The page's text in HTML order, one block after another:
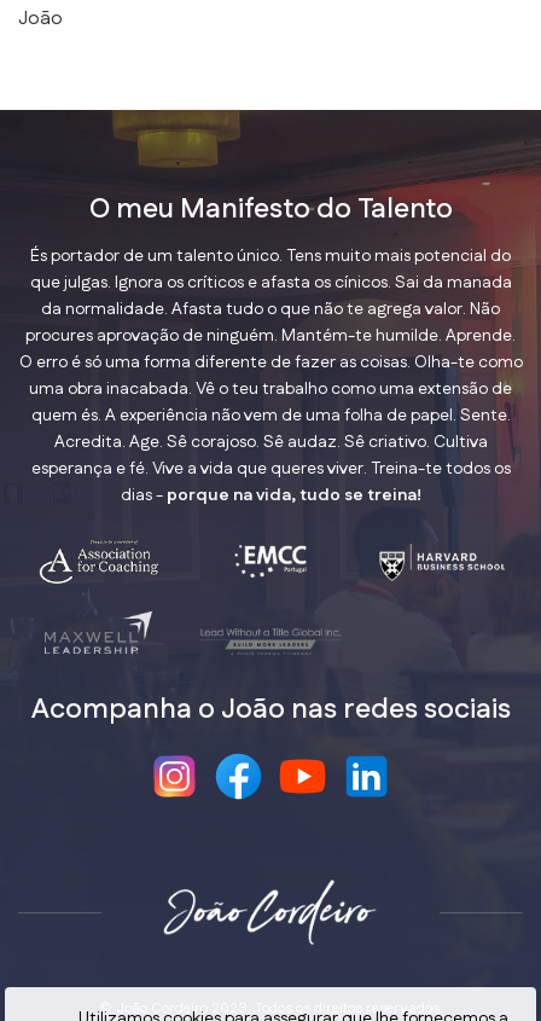
João
O meu Manifesto do Talento
És portador de um talento único. Tens muito mais potencial do
que julgas. Ignora os críticos e afasta os cínicos. Sai da manada
da normalidade. Afasta tudo o que não te agrega valor. Não
procures aprovação de ninguém. Mantém-te humilde. Aprende.
O erro é só uma forma diferente de fazer as coisas. Olha-te como
uma obra inacabada. Vê o teu trabalho como uma extensão de
quem és. A experiência não vem de uma folha de papel. Sente.
Acredita. Age. Sê corajoso. Sê audaz. Sê criativo. Cultiva
esperança e fé. Vive a vida que queres viver. Treina-te todos os
dias - porque na vida, tudo se treina!
Acompanha o João nas redes sociais
© João Cordeiro 2023. Todos os direitos reservados.